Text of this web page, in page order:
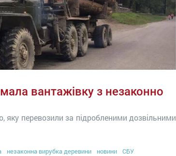
вантажівку з незаконно
яку перевозили за підробленими дозвільними
незаконна вирубка деревини новини СБУ